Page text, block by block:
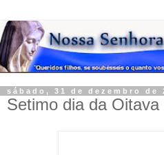
sábado, 31 de dezembro de
Setimo dia da Oitava